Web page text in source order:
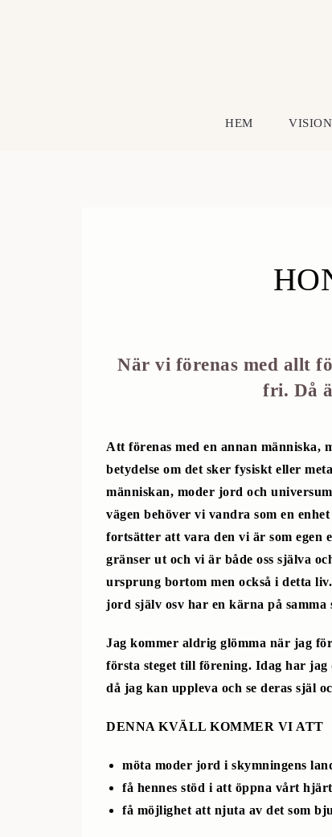
HEM
När vi förenas med allt
fri. Då
Att förenas med en annan människa,
betydelse om det sker fysiskt eller
människan, moder jord och
vägen behöver vi vandra som en
fortsätter att vara den vi är som egen
gränser ut och vi är både oss själva
ursprung bortom men också i detta
jord själv osv har en kärna på samma
Jag kommer aldrig glömma när jag
första steget till förening. Idag har
då jag kan uppleva och se deras själ
DENNA KVÄLL KOMMER VI ATT
möta moder jord i skymningens
få hennes stöd i att öppna vårt
få möjlighet att njuta av det som